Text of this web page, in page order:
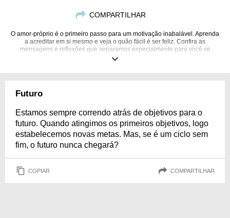
COMPARTILHAR
O amor-próprio é o primeiro passo para um motivação inabalável. Aprenda
a acreditar em si mesmo e veja o quão fácil é ser feliz. Confira as
mensagens e reflexões que separamos especialmente para você se
motivar cada vez mais!
Futuro
Estamos sempre correndo atrás de objetivos para o
futuro. Quando atingimos os primeiros objetivos, logo
estabelecemos novas metas. Mas, se é um ciclo sem
fim, o futuro nunca chegará?
COPIAR COMPARTILHAR